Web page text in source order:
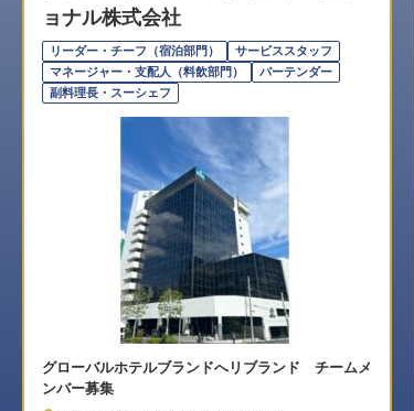
ョナル株式会社
リーダー・チーフ（宿泊部門）
サービススタッフ
マネージャー・支配人（料飲部門）
バーテンダー
副料理長・スーシェフ
グローバルホテルブランドへリブランド チームメ
ンバー募集